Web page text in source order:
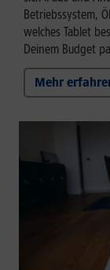
Betriebssystem,
welches Tablet
Deinem Budget
Mehr